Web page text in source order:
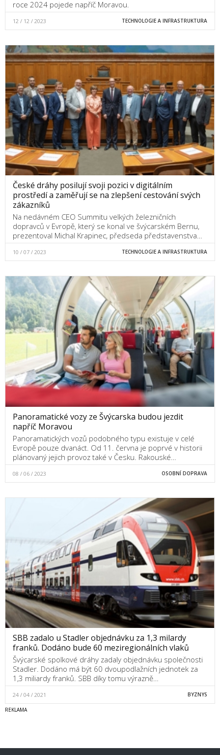
roce 2024 pojede napříč Moravou.
12 / 12 / 2023 TECHNOLOGIE A INFRASTRUKTURA
České dráhy posilují svoji pozici v digitálním
prostředí a zaměřují se na zlepšení cestování svých
zákazníků
Na nedávném CEO Summitu velkých železničních
dopravců v Evropě, který se konal ve švýcarském Bernu,
prezentoval Michal Krapinec, předseda představenstva…
10 / 07 / 2023 TECHNOLOGIE A INFRASTRUKTURA
Panoramatické vozy ze Švýcarska budou jezdit
napříč Moravou
Panoramatických vozů podobného typu existuje v celé
Evropě pouze dvanáct. Od 11. června je poprvé v historii
plánovaný jejich provoz také v Česku. Rakouské…
08 / 06 / 2023 OSOBNÍ DOPRAVA
SBB zadalo u Stadler objednávku za 1,3 milardy
franků. Dodáno bude 60 meziregionálních vlaků
Švýcarské spolkové dráhy zadaly objednávku společnosti
Stadler. Dodáno má být 60 dvoupodlažních jednotek za
1,3 miliardy franků. SBB díky tomu výrazně…
24 / 04 / 2021 BYZNYS